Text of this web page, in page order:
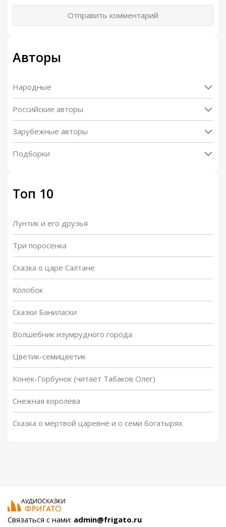
Отправить комментарий
Авторы
Народные
Российские авторы
Зарубежные авторы
Подборки
Топ 10
Лунтик и его друзья
Три поросенка
Сказка о царе Салтане
Колобок
Сказки Баниласки
Волшебник изумрудного города
Цветик-семицветик
Конек-Горбунок (читает Табаков Олег)
Снежная королева
Сказка о мёртвой царевне и о семи богатырях
Связаться с нами: admin@frigato.ru